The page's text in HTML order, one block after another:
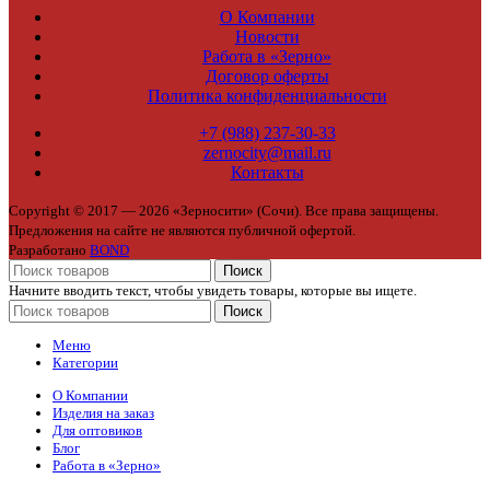
О Компании
Новости
Работа в «Зерно»
Договор оферты
Политика конфиденциальности
+7 (988) 237-30-33
zernocity@mail.ru
Контакты
Copyright © 2017 — 2026 «Зерносити» (Сочи). Все права защищены.
Предложения на сайте не являются публичной офертой.
Разработано BOND
Поиск
Начните вводить текст, чтобы увидеть товары, которые вы ищете.
Поиск
Меню
Категории
О Компании
Изделия на заказ
Для оптовиков
Блог
Работа в «Зерно»